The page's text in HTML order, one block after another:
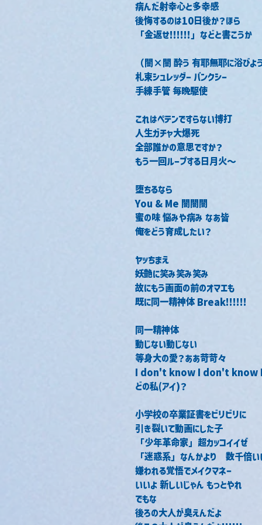
病んだ射幸心と多幸感
後悔するのは10日後か？ほら
「金返せ!!!!!!」などと書こうか
（闇×闇 酔う 有耶無耶に浴びよ
札束シュレッダー バンクシー
手練手管 毎晩駆使
これはペテンですらない博打
人生ガチャ大爆死
全部誰かの意思ですか？
もう一回ループする日月火～
堕ちるなら
You & Me 闇闇闇
蜜の味 悩みや病み なあ皆
俺をどう育成したい？
ヤッちまえ
妖艶に笑み笑み笑み
故にもう画面の前のオマエも
既に同一精神体 Break!!!!!!
同一精神体
動じない動じない
等身大の愛？ああ苛苛々
I don't know I don't know
どの私(アイ)？
小学校の卒業証書をビリビリに
引き裂いて動画にした子
「少年革命家」超カッコイイぜ
「迷惑系」なんかより　数千倍い
嫌われる覚悟でメイクマネー
いいよ 新しいじゃん もっとやれ
でもな
後ろの大人が臭えんだよ